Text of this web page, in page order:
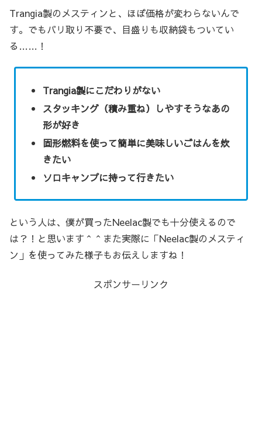
Trangia製のメスティンと、ほぼ価格が変わらないんで
す。でもバリ取り不要で、目盛りも収納袋もついてい
る……！
Trangia製にこだわりがない
スタッキング（積み重ね）しやすそうなあの
形が好き
固形燃料を使って簡単に美味しいごはんを炊
きたい
ソロキャンプに持って行きたい
という人は、僕が買ったNeelac製でも十分使えるので
は？！と思います＾＾また実際に「Neelac製のメスティ
ン」を使ってみた様子もお伝えしますね！
スポンサーリンク